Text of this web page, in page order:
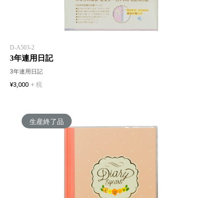
D-A503-2
3年連用日記
3年連用日記
¥3,000 + 税
生産終了品